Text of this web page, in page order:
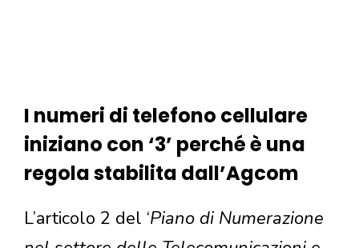
I numeri di telefono cellulare
iniziano con ‘3’ perché è una
regola stabilita dall’Agcom
L’articolo 2 del ‘Piano di Numerazione